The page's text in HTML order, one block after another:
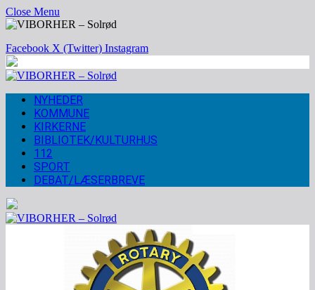
Close Menu
Facebook X (Twitter) Instagram
NYHEDER
KOMMUNE
KIRKERNE
BIBLIOTEK/KULTURHUS
112
SPORT
DEBAT/LÆSERBREVE